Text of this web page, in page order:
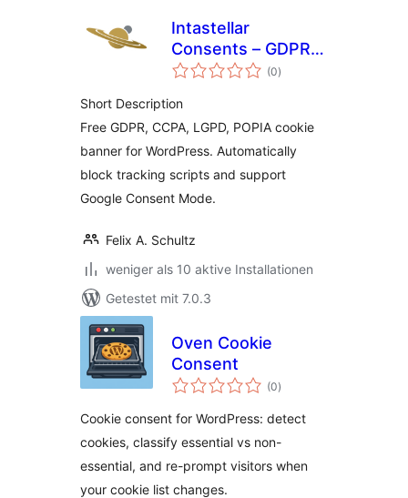
Intastellar
Consents – GDPR
Cookie Banner &
Mode
(0Bewertungen
insgesamt
)
Short Description
Free GDPR, CCPA, LGPD, POPIA cookie
banner for WordPress. Automatically
block tracking scripts and support
Google Consent Mode.
Felix A. Schultz
weniger als 10 aktive Installationen
Getestet mit 7.0.3
Oven Cookie
Consent
(0Bewertungen
insgesamt
)
Cookie consent for WordPress: detect
cookies, classify essential vs non-
essential, and re-prompt visitors when
your cookie list changes.